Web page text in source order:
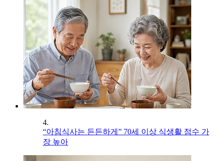
4.
“아침식사는 든든하게” 70세 이상 식생활 점수 가
장 높아